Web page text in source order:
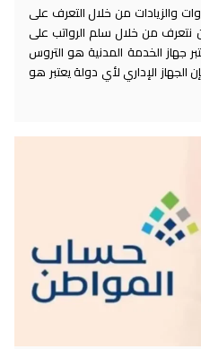
والزيادات من خلال التعرف على
نتعرف من خلال سلم الرواتب على
جهاز الخدمة المدنية هو التروس
الجهاز الإداري لأي دولة يعتبر هو